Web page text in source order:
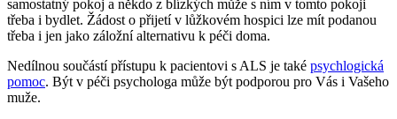
samostatný pokoj a někdo z blízkých může s ním v tomto pokoji
třeba i bydlet. Žádost o přijetí v lůžkovém hospici lze mít podanou
třeba i jen jako záložní alternativu k péči doma.
Nedílnou součástí přístupu k pacientovi s ALS je také psychlogická
pomoc. Být v péči psychologa může být podporou pro Vás i Vašeho
muže.